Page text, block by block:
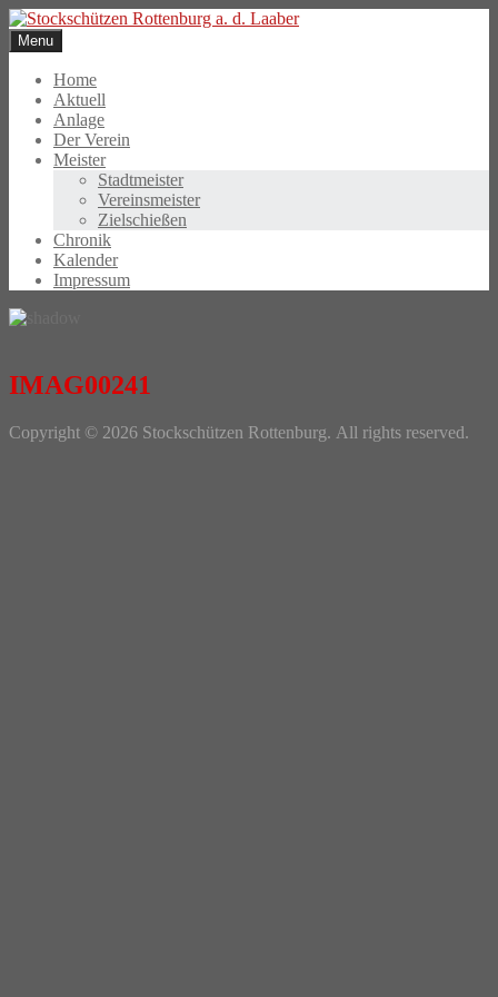
Skip
to
content
Menu
Home
Aktuell
Anlage
Der Verein
Meister
Stadtmeister
Vereinsmeister
Zielschießen
Chronik
Kalender
Impressum
IMAG00241
Photo
Copyright © 2026 Stockschützen Rottenburg. All rights reserved.